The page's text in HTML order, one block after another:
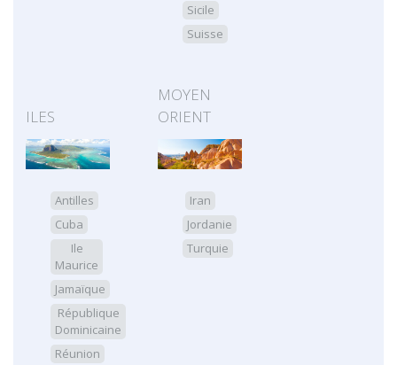
Sicile
Suisse
ILES
Antilles
Cuba
Ile
Maurice
Jamaïque
République
Dominicaine
Réunion
MOYEN
ORIENT
Iran
Jordanie
Turquie